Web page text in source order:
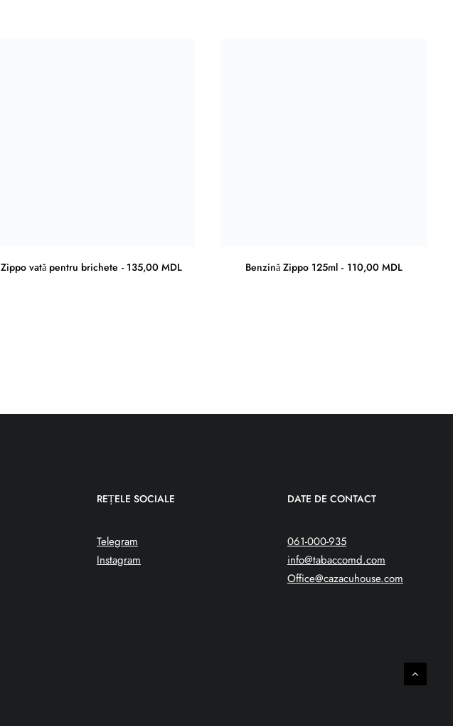
Zippo vată pentru brichete 135,00MDL Benzină Zippo 125ml 110,00 MDL
REȚELE SOCIALE
Telegram
Instagram
DATE DE CONTACT
061-000-935
info@tabaccomd.com
Office@cazacuhouse.com